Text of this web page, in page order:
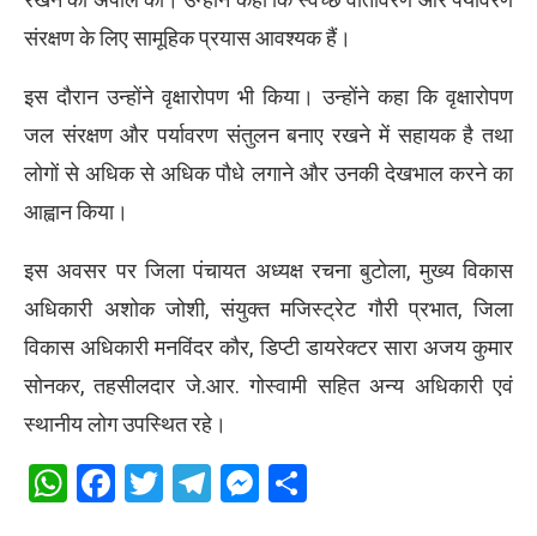
संरक्षण के लिए सामूहिक प्रयास आवश्यक हैं।
इस दौरान उन्होंने वृक्षारोपण भी किया। उन्होंने कहा कि वृक्षारोपण
जल संरक्षण और पर्यावरण संतुलन बनाए रखने में सहायक है तथा
लोगों से अधिक से अधिक पौधे लगाने और उनकी देखभाल करने का
आह्वान किया।
इस अवसर पर जिला पंचायत अध्यक्ष रचना बुटोला, मुख्य विकास
अधिकारी अशोक जोशी, संयुक्त मजिस्ट्रेट गौरी प्रभात, जिला
विकास अधिकारी मनविंदर कौर, डिप्टी डायरेक्टर सारा अजय कुमार
सोनकर, तहसीलदार जे.आर. गोस्वामी सहित अन्य अधिकारी एवं
स्थानीय लोग उपस्थित रहे।
WhatsApp
Facebook
Twitter
Telegram
Messenger